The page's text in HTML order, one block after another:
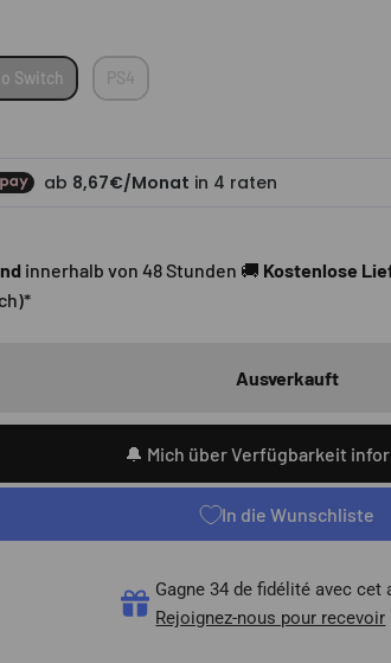
Switch
innerhalb von 48 Stunden 🚚 Kostenlose
Ausverkauft
🔔 Mich über Verfügbarkeit
In die Wunschliste
Gagne 34 de fidélité avec cet
Rejoignez-nous pour recevoir